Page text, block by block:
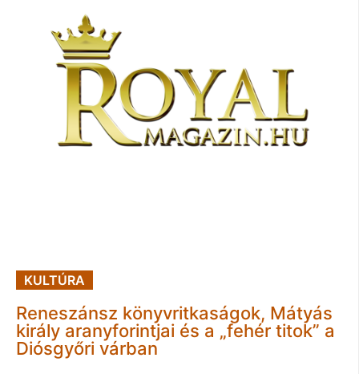
KULTÚRA
Reneszánsz könyvritkaságok, Mátyás
király aranyforintjai és a „fehér titok” a
Diósgyőri várban